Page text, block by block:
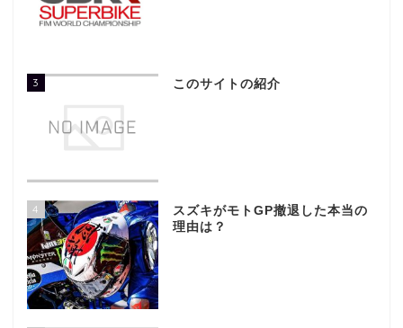
3 このサイトの紹介
4
スズキがモトGP撤退した本当の
理由は？